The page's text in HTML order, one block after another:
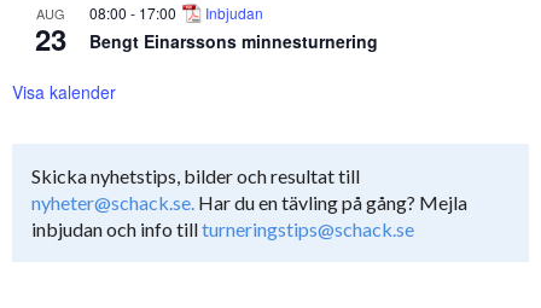
AUG
23
08:00 - 17:00 Inbjudan
Bengt Einarssons minnesturnering
Visa kalender
Skicka nyhetstips, bilder och resultat till
nyheter@schack.se. Har du en tävling på gång? Mejla
inbjudan och info tillturneringstips@schack.se